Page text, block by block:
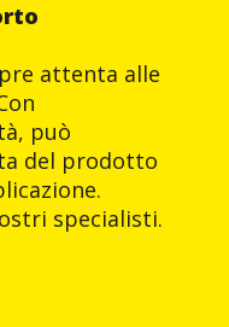
attenta alle
può
del prodotto
specialisti.